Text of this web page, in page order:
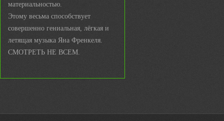
материальностью.
Этому весьма способствует
совершенно гениальная, лёгкая и
летящая музыка Яна Френкеля.
СМОТРЕТЬ НЕ ВСЕМ.